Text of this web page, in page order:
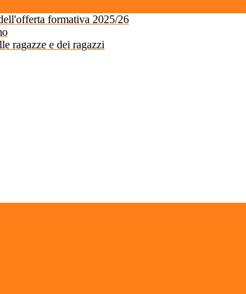
formativa 2025/26
ragazze e dei ragazzi